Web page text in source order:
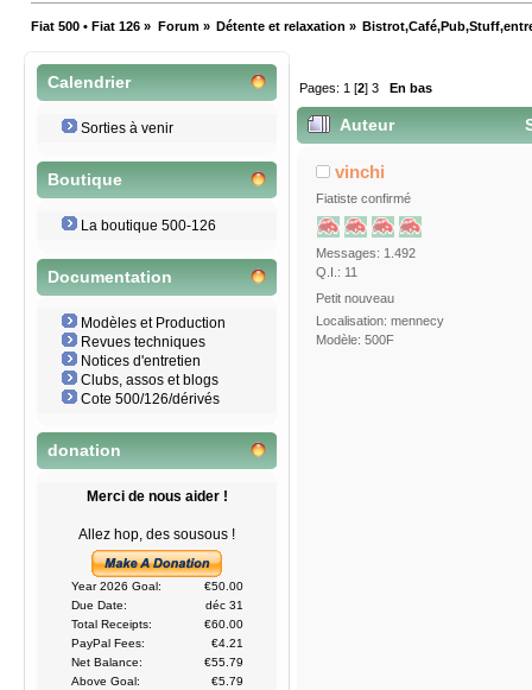
Fiat 500 • Fiat 126 » Forum» Détente et relaxation »
Calendrier
Sorties à venir
Boutique
La boutique 500-126
Documentation
Modèles et Production
Revues techniques
Notices d'entretien
Clubs, assos et blogs
Cote 500/126/dérivés
donation
Merci de nous aider !
Allez hop, des sousous !
Year 2026 Goal:
€50.00
Due Date:
déc 31
Total Receipts:
€60.00
PayPal Fees:
€4.21
Net Balance:
€55.79
Above Goal:
€5.79
Pages: 1 [2]3 En bas
Auteur
fois)vinchi
Fiatiste confirmé
Messages: 1.492
Q.I.: 11
Petit nouveau
Localisation: mennecy
Modèle: 500F